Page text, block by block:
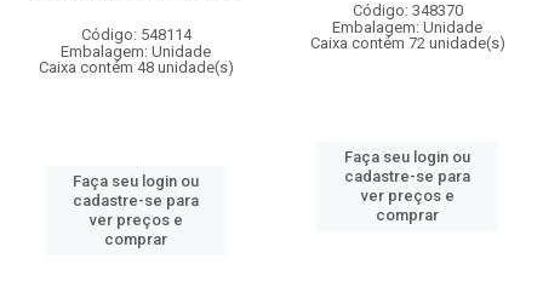
Código: 548114
Embalagem: Unidade
Caixa contém 48 unidade(s)
Faça seu login ou
cadastre-se para
ver preços e
comprar
Código: 348370
Embalagem: Unidade
Caixa contém 72 unidade(s)
Faça seu login ou
cadastre-se para
ver preços e
comprar